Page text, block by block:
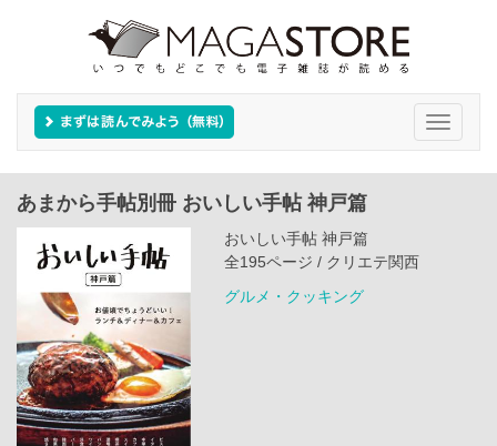
Toggle
あまから手帖別冊 おいしい手帖 神戸篇
おいしい手帖 神戸篇
全195ページ / クリエテ関西
グルメ・クッキング